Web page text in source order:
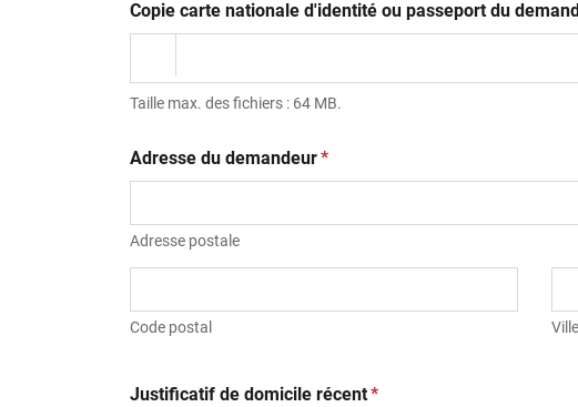
Copie carte nationale d'identité ou passeport du
Taille max. des fichiers : 64 MB.
Adresse du demandeur(obligatoire)
*
Adresse postale
Code postal Ville
Justificatif de domicile récent(obligatoire)
*